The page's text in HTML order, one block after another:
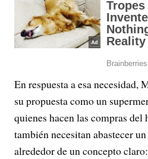
En respuesta a esa necesidad,
su propuesta como un
quienes hacen las compras del
también necesitan abastecer
alrededor de un concepto